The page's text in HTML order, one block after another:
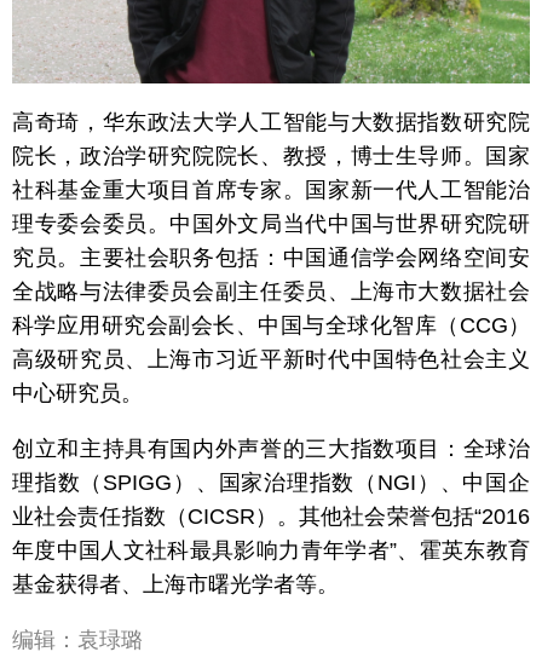
高奇琦，华东政法大学人工智能与大数据指数研究院
院长，政治学研究院院长、教授，博士生导师。国家
社科基金重大项目首席专家。国家新一代人工智能治
理专委会委员。中国外文局当代中国与世界研究院研
究员。主要社会职务包括：中国通信学会网络空间安
全战略与法律委员会副主任委员、上海市大数据社会
科学应用研究会副会长、中国与全球化智库（CCG）
高级研究员、上海市习近平新时代中国特色社会主义
中心研究员。
创立和主持具有国内外声誉的三大指数项目：全球治
理指数（SPIGG）、国家治理指数（NGI）、中国企
业社会责任指数（CICSR）。其他社会荣誉包括“2016
年度中国人文社科最具影响力青年学者”、霍英东教育
基金获得者、上海市曙光学者等。
编辑：袁琭璐